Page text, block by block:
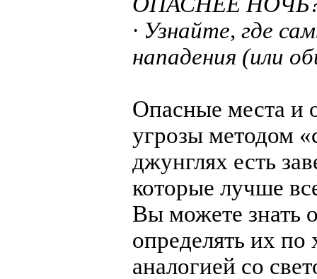
· Узнайте, где
нападения (или
Опасные места и
угрозы методом
джунглях есть
которые лучше
Вы можете знать
определять их по
аналогией со